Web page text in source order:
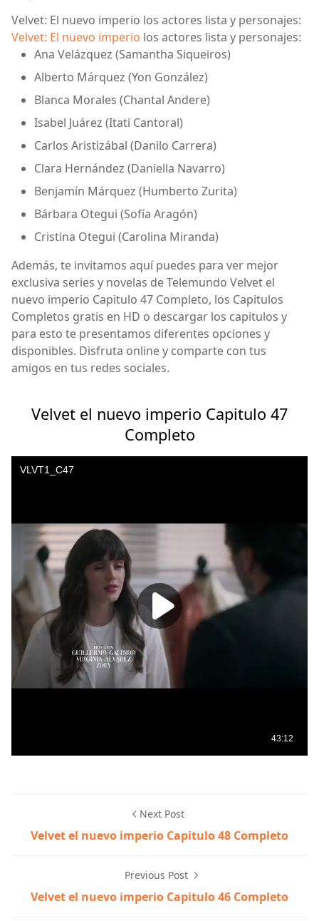
Velvet: El nuevo imperio los actores lista y personajes:
Velvet: El nuevo imperio los actores lista y personajes:
Ana Velázquez (Samantha Siqueiros)
Alberto Márquez (Yon González)
Blanca Morales (Chantal Andere)
Isabel Juárez (Itati Cantoral)
Carlos Aristizábal (Danilo Carrera)
Clara Hernández (Daniella Navarro)
Benjamín Márquez (Humberto Zurita)
Bárbara Otegui (Sofía Aragón)
Cristina Otegui (Carolina Miranda)
Además, te invitamos aquí puedes para ver mejor
exclusiva series y novelas de Telemundo Velvet el
nuevo imperio Capitulo 47 Completo, los Capitulos
Completos gratis en HD o descargar los capitulos y
para esto te presentamos diferentes opciones y
disponibles. Disfruta online y comparte con tus
amigos en tus redes sociales.
Velvet el nuevo imperio Capitulo 47
Completo
Next Post
Velvet el nuevo imperio Capitulo 48 Completo
Previous Post
Velvet el nuevo imperio Capitulo 46 Completo